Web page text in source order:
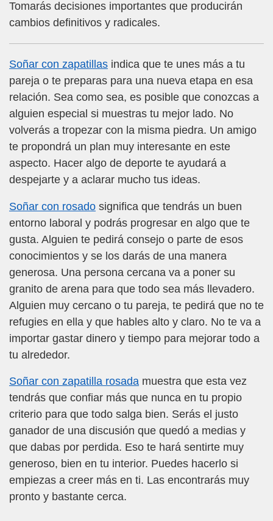
Tomarás decisiones importantes que producirán
cambios definitivos y radicales.
Soñar con zapatillas indica que te unes más a tu
pareja o te preparas para una nueva etapa en esa
relación. Sea como sea, es posible que conozcas a
alguien especial si muestras tu mejor lado. No
volverás a tropezar con la misma piedra. Un amigo
te propondrá un plan muy interesante en este
aspecto. Hacer algo de deporte te ayudará a
despejarte y a aclarar mucho tus ideas.
Soñar con rosado significa que tendrás un buen
entorno laboral y podrás progresar en algo que te
gusta. Alguien te pedirá consejo o parte de esos
conocimientos y se los darás de una manera
generosa. Una persona cercana va a poner su
granito de arena para que todo sea más llevadero.
Alguien muy cercano o tu pareja, te pedirá que no te
refugies en ella y que hables alto y claro. No te va a
importar gastar dinero y tiempo para mejorar todo a
tu alrededor.
Soñar con zapatilla rosada muestra que esta vez
tendrás que confiar más que nunca en tu propio
criterio para que todo salga bien. Serás el justo
ganador de una discusión que quedó a medias y
que dabas por perdida. Eso te hará sentirte muy
generoso, bien en tu interior. Puedes hacerlo si
empiezas a creer más en ti. Las encontrarás muy
pronto y bastante cerca.